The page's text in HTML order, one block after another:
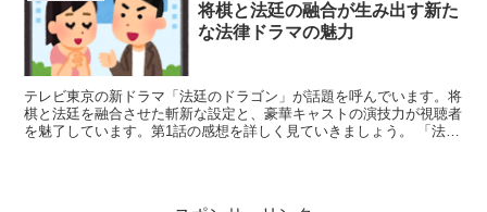
将棋と法廷の融合が生み出す新た
な法律ドラマの魅力
テレビ東京の新ドラマ「法廷のドラゴン」が話題を呼んでいます。将
棋と法廷を融合させた斬新な設定と、豪華キャストの演技力が視聴者
を魅了しています。第1話の感想を詳しく見ていきましょう。 「法廷